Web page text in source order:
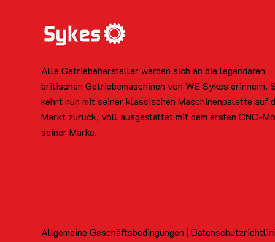
Alle Getriebehersteller werden sich an die legendären
britischen Getriebemaschinen von WE Sykes erinnern.
kehrt nun mit seiner klassischen Maschinenpalette auf
Markt zurück, voll ausgestattet mit dem ersten CNC-
seiner Marke.
Allgemeine Geschäftsbedingungen |